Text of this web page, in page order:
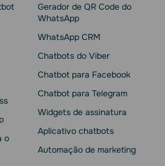
o
Gerador de QR Code do
WhatsApp
WhatsApp CRM
Chatbots do Viber
Chatbot para Facebook
Chatbot para Telegram
Widgets de assinatura
Aplicativo chatbots
Automação de marketing